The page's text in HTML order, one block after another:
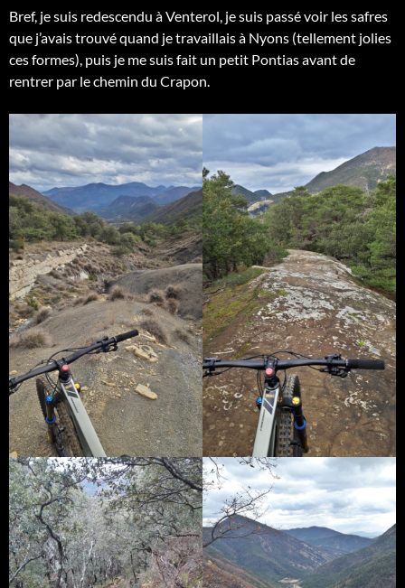
Bref, je suis redescendu à Venterol, je suis passé voir les safres
que j’avais trouvé quand je travaillais à Nyons (tellement jolies
ces formes), puis je me suis fait un petit Pontias avant de
rentrer par le chemin du Crapon.